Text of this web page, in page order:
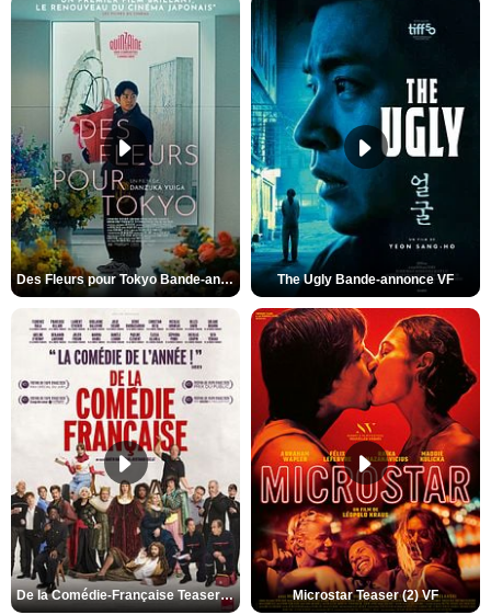
Des Fleurs pour Tokyo Bande-annonce VO STFR The Ugly Bande-annonce VF
De la Comédie-Française Teaser (3) VF Microstar Teaser (2) VF